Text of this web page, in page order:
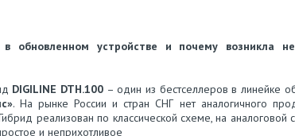
обновленном устройстве и почему возникла
DIGILINE DTH.100 – один из бестселлеров в линейке
. На рынке России и стран СНГ нет аналогичного
реализован по классической схеме, на аналоговой
и неприхотливое